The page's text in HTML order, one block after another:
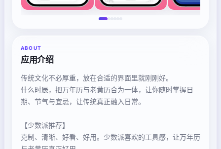
ABOUT
应用介绍
传统文化不必厚重，放在合适的界面里就刚刚好。
什么时辰，把万年历与老黄历合为一体，让你随时掌握日
期、节气与宜忌，让传统真正融入日常。
【少数派推荐】
克制、清晰、好看、好用。少数派喜欢的工具感，让万年历